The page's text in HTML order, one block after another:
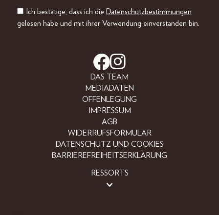
Ich bestätige, dass ich die Datenschutzbestimmungen
gelesen habe und mit ihrer Verwendung einverstanden bin.
DAS TEAM
MEDIADATEN
OFFENLEGUNG
IMPRESSUM
AGB
WIDERRUFSFORMULAR
DATENSCHUTZ UND COOKIES
BARRIEREFREIHEITSERKLÄRUNG
RESSORTS